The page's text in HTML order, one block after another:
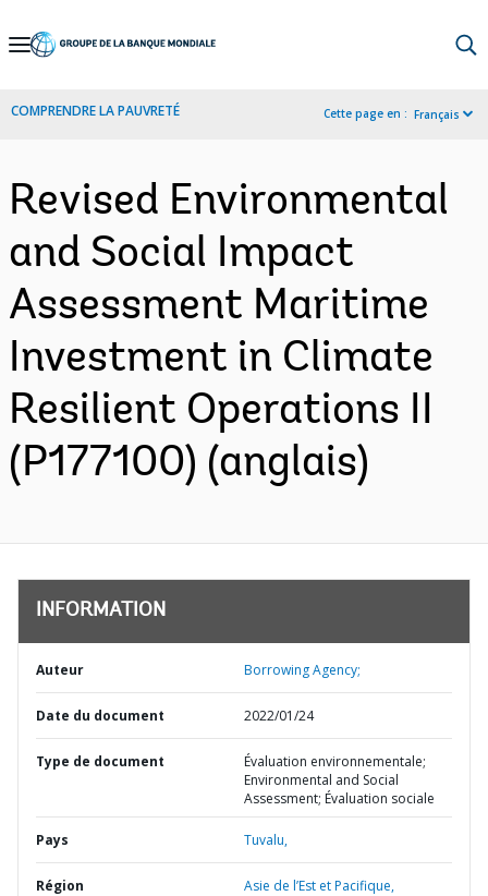
Skip
Navigation
COMPRENDRE LA PAUVRETÉ Cette page en : Français
Revised Environmental
and Social Impact
Assessment Maritime
Investment in Climate
Resilient Operations II
(P177100) (anglais)
INFORMATION
Auteur Borrowing Agency;
Date du document 2022/01/24
Type de document
Évaluation environnementale;
Environmental and Social
Assessment; Évaluation sociale
Pays Tuvalu,
Région Asie de l’Est et Pacifique,